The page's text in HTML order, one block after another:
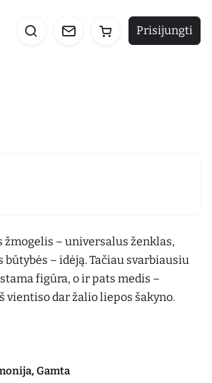
Prisijungti
– universalus ženklas,
– idėją. Tačiau svarbiausiu
figūra, o ir pats medis –
dar žalio liepos šakyno.
Gamta